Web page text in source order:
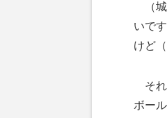
（城
いで
けど（
それ
ボー